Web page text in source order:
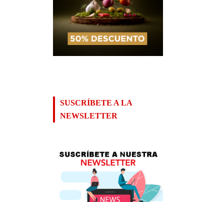
SUSCRÍBETE A LA
NEWSLETTER